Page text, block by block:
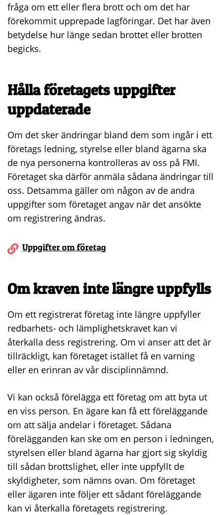
fråga om ett eller flera brott och om det har
förekommit upprepade lagföringar. Det har även
betydelse hur länge sedan brottet eller brotten
begicks.
Hålla företagets uppgifter
uppdaterade
Om det sker ändringar bland dem som ingår i ett
företags ledning, styrelse eller bland ägarna ska
de nya personerna kontrolleras av oss på FMI.
Företaget ska därför anmäla sådana ändringar till
oss. Detsamma gäller om någon av de andra
uppgifter som företaget angav när det ansökte
om registrering ändras.
Uppgifter om företag
Om kraven inte längre uppfylls
Om ett registrerat företag inte längre uppfyller
redbarhets- och lämplighetskravet kan vi
återkalla dess registrering. Om vi anser att det är
tillräckligt, kan företaget istället få en varning
eller en erinran av vår disciplinnämnd.
Vi kan också förelägga ett företag om att byta ut
en viss person. En ägare kan få ett föreläggande
om att sälja andelar i företaget. Sådana
förelägganden kan ske om en person i ledningen,
styrelsen eller bland ägarna har gjort sig skyldig
till sådan brottslighet, eller inte uppfyllt de
skyldigheter, som nämns ovan. Om företaget
eller ägaren inte följer ett sådant föreläggande
kan vi återkalla företagets registrering.